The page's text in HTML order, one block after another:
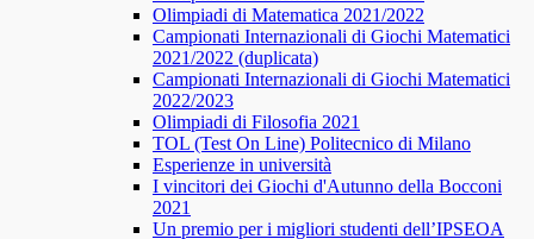
Olimpiadi di Matematica 2021/2022
Campionati Internazionali di Giochi Matematici
2021/2022 (duplicata)
Campionati Internazionali di Giochi Matematici
2022/2023
Olimpiadi di Filosofia 2021
TOL (Test On Line) Politecnico di Milano
Esperienze in università
I vincitori dei Giochi d'Autunno della Bocconi
2021
Un premio per i migliori studenti dell’IPSEOA